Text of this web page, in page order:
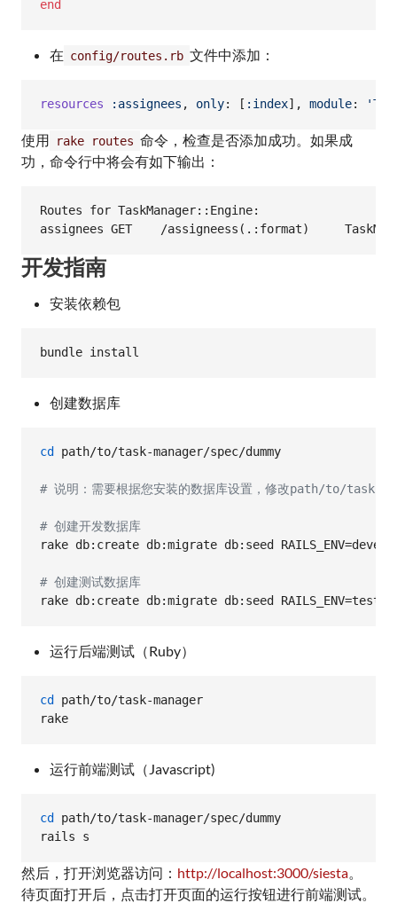
end
在 config/routes.rb 文件中添加：
resources :assignees , only: [ :index] , module:
使用 rake routes 命令，检查是否添加成功。如果成
功，命令行中将会有如下输出：
Routes for TaskManager::Engine:
开发指南
安装依赖包
bundle install
创建数据库
cd path/to/task-manager/spec/dummy
# 说明：需要根据您安装的数据库设置，修改path/to/task-
# 创建开发数据库
rake db:create db:migrate db:seed
# 创建测试数据库
rake db:create db:migrate db:seed RAILS_ENV=test
运行后端测试（Ruby）
cd
path/to/task-manager
rake
运行前端测试（Javascript)
cd
path/to/task-manager/spec/dummy
rails s
然后，打开浏览器访问： http://localhost:3000/siesta。
待页面打开后，点击打开页面的运行按钮进行前端测试。